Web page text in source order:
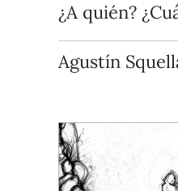
¿A quién?
Agustín